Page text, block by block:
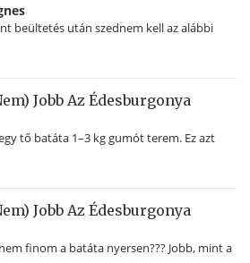
beültetés után szednem kell az alábbi
Jobb Az Édesburgonya
tő batáta 1–3 kg gumót terem. Ez azt
Jobb Az Édesburgonya
finom a batáta nyersen??? Jobb, mint a